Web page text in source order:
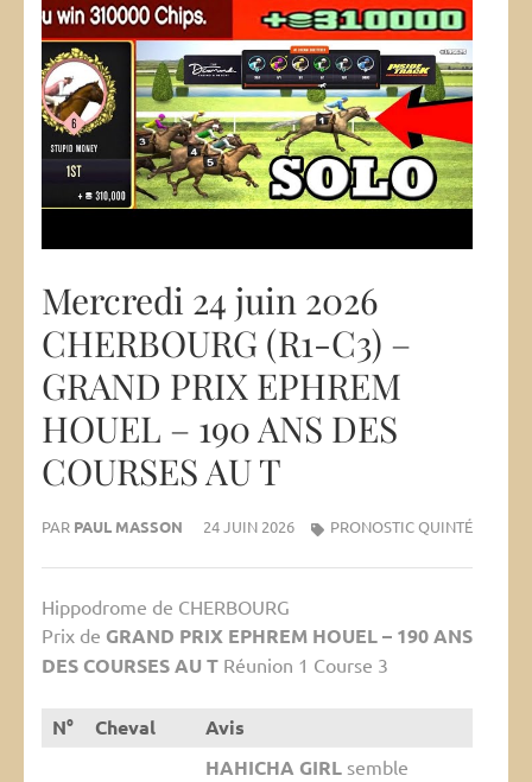
Mercredi 24 juin 2026
CHERBOURG (R1-C3) –
GRAND PRIX EPHREM
HOUEL – 190 ANS DES
COURSES AU T
PAR PAUL MASSON 24 JUIN 2026 PRONOSTIC QUINTÉ
Hippodrome de CHERBOURG
Prix de GRAND PRIX EPHREM HOUEL – 190 ANS
DES COURSES AU T Réunion 1 Course 3
N° Cheval Avis
HAHICHA GIRLsemble